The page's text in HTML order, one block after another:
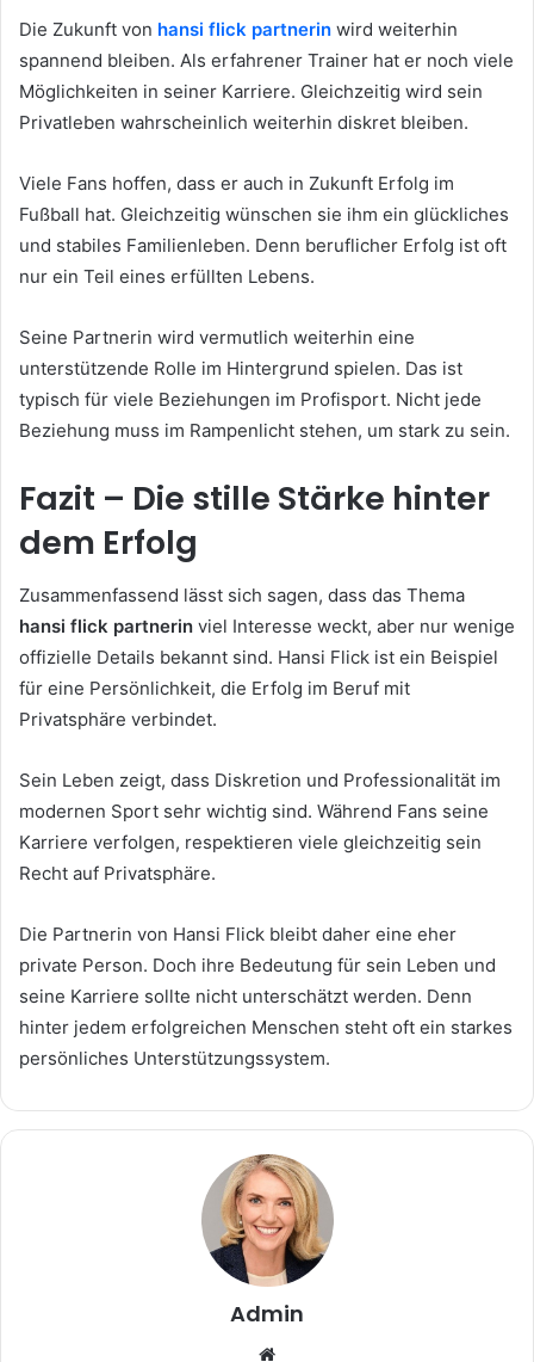
Die Zukunft von hansi flick partnerin wird weiterhin
spannend bleiben. Als erfahrener Trainer hat er noch viele
Möglichkeiten in seiner Karriere. Gleichzeitig wird sein
Privatleben wahrscheinlich weiterhin diskret bleiben.
Viele Fans hoffen, dass er auch in Zukunft Erfolg im
Fußball hat. Gleichzeitig wünschen sie ihm ein glückliches
und stabiles Familienleben. Denn beruflicher Erfolg ist oft
nur ein Teil eines erfüllten Lebens.
Seine Partnerin wird vermutlich weiterhin eine
unterstützende Rolle im Hintergrund spielen. Das ist
typisch für viele Beziehungen im Profisport. Nicht jede
Beziehung muss im Rampenlicht stehen, um stark zu sein.
Fazit – Die stille Stärke hinter
dem Erfolg
Zusammenfassend lässt sich sagen, dass das Thema
hansi flick partnerin viel Interesse weckt, aber nur wenige
offizielle Details bekannt sind. Hansi Flick ist ein Beispiel
für eine Persönlichkeit, die Erfolg im Beruf mit
Privatsphäre verbindet.
Sein Leben zeigt, dass Diskretion und Professionalität im
modernen Sport sehr wichtig sind. Während Fans seine
Karriere verfolgen, respektieren viele gleichzeitig sein
Recht auf Privatsphäre.
Die Partnerin von Hansi Flick bleibt daher eine eher
private Person. Doch ihre Bedeutung für sein Leben und
seine Karriere sollte nicht unterschätzt werden. Denn
hinter jedem erfolgreichen Menschen steht oft ein starkes
persönliches Unterstützungssystem.
Admin